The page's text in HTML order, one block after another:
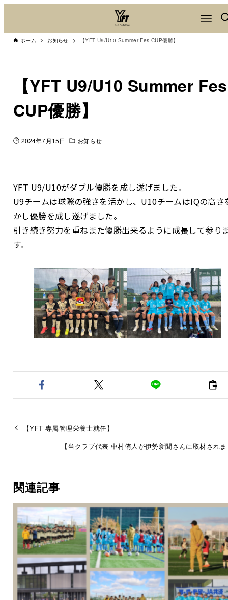
ホーム お知らせ 【YFT U9/U10 Summer Fes CUP優勝】
【YFT U9/U10 Summer Fes
CUP優勝】
2024年7月15日 お知らせ
YFT U9/U10がダブル優勝を成し遂げました。
U9チームは球際の強さを活かし、U10チームはIQの高さ
かし優勝を成し遂げました。
引き続き努力を重ねまた優勝出来るように成長して参り
す。
【YFT 専属管理栄養士就任】
【当クラブ代表 中村侑人が伊勢新聞さんに取材され
関連記事